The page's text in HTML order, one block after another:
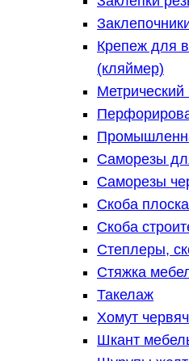
Крепеж для
(кляймер)
Метрический
Саморезы
Саморезы
Скоба
Скоба
Степлеры,
Стяжка
Такелаж
Хомут
Шкант